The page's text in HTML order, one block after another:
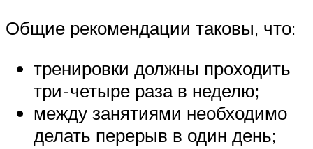
Общие рекомендации таковы, что:
тренировки должны проходить
три-четыре раза в неделю;
между занятиями необходимо
делать перерыв в один день;